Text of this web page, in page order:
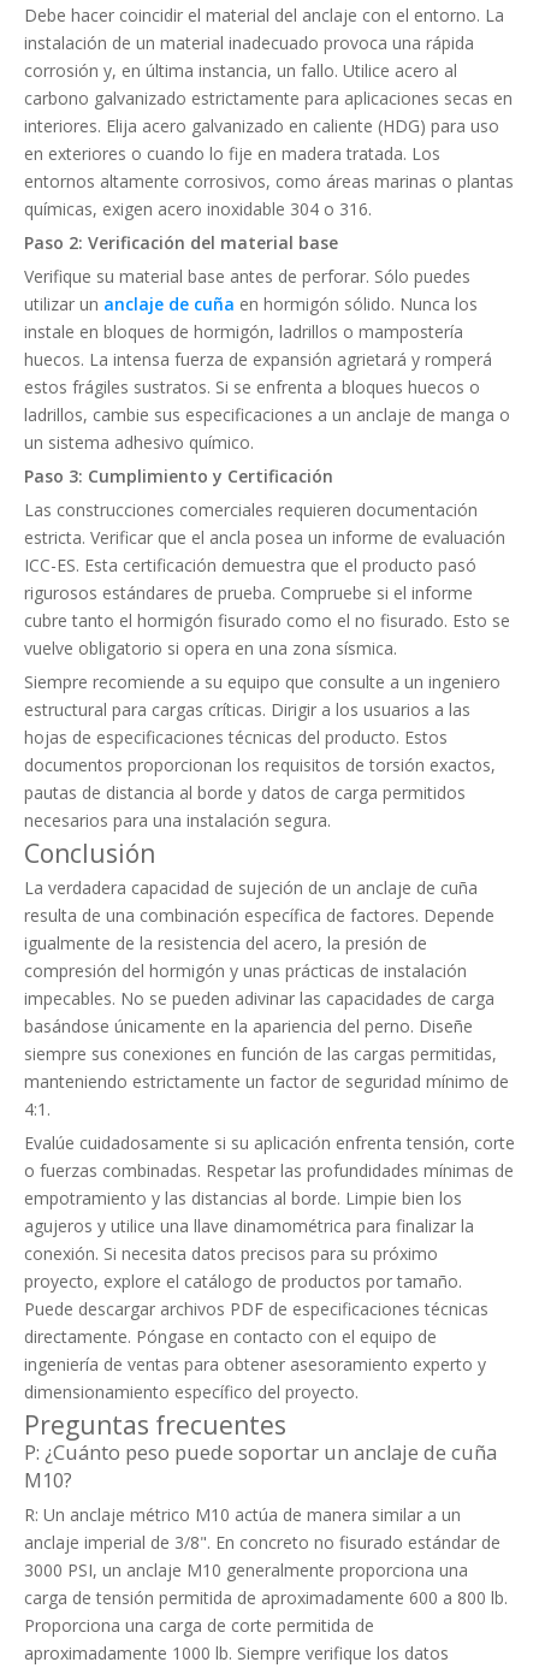
Debe hacer coincidir el material del anclaje con el entorno. La
instalación de un material inadecuado provoca una rápida
corrosión y, en última instancia, un fallo. Utilice acero al
carbono galvanizado estrictamente para aplicaciones secas en
interiores. Elija acero galvanizado en caliente (HDG) para uso
en exteriores o cuando lo fije en madera tratada. Los
entornos altamente corrosivos, como áreas marinas o plantas
químicas, exigen acero inoxidable 304 o 316.
Paso 2: Verificación del material base
Verifique su material base antes de perforar. Sólo puedes
utilizar un anclaje de cuña en hormigón sólido. Nunca los
instale en bloques de hormigón, ladrillos o mampostería
huecos. La intensa fuerza de expansión agrietará y romperá
estos frágiles sustratos. Si se enfrenta a bloques huecos o
ladrillos, cambie sus especificaciones a un anclaje de manga o
un sistema adhesivo químico.
Paso 3: Cumplimiento y Certificación
Las construcciones comerciales requieren documentación
estricta. Verificar que el ancla posea un informe de evaluación
ICC-ES. Esta certificación demuestra que el producto pasó
rigurosos estándares de prueba. Compruebe si el informe
cubre tanto el hormigón fisurado como el no fisurado. Esto se
vuelve obligatorio si opera en una zona sísmica.
Siempre recomiende a su equipo que consulte a un ingeniero
estructural para cargas críticas. Dirigir a los usuarios a las
hojas de especificaciones técnicas del producto. Estos
documentos proporcionan los requisitos de torsión exactos,
pautas de distancia al borde y datos de carga permitidos
necesarios para una instalación segura.
Conclusión
La verdadera capacidad de sujeción de un anclaje de cuña
resulta de una combinación específica de factores. Depende
igualmente de la resistencia del acero, la presión de
compresión del hormigón y unas prácticas de instalación
impecables. No se pueden adivinar las capacidades de carga
basándose únicamente en la apariencia del perno. Diseñe
siempre sus conexiones en función de las cargas permitidas,
manteniendo estrictamente un factor de seguridad mínimo de
4:1.
Evalúe cuidadosamente si su aplicación enfrenta tensión, corte
o fuerzas combinadas. Respetar las profundidades mínimas de
empotramiento y las distancias al borde. Limpie bien los
agujeros y utilice una llave dinamométrica para finalizar la
conexión. Si necesita datos precisos para su próximo
proyecto, explore el catálogo de productos por tamaño.
Puede descargar archivos PDF de especificaciones técnicas
directamente. Póngase en contacto con el equipo de
ingeniería de ventas para obtener asesoramiento experto y
dimensionamiento específico del proyecto.
Preguntas frecuentes
P: ¿Cuánto peso puede soportar un anclaje de cuña
M10?
R: Un anclaje métrico M10 actúa de manera similar a un
anclaje imperial de 3/8". En concreto no fisurado estándar de
3000 PSI, un anclaje M10 generalmente proporciona una
carga de tensión permitida de aproximadamente 600 a 800 lb.
Proporciona una carga de corte permitida de
aproximadamente 1000 lb. Siempre verifique los datos